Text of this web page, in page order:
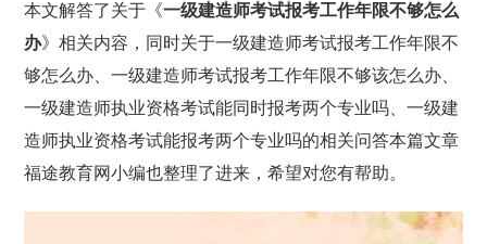
本文解答了关于《一级建造师考试报考工作年限不够怎么
办》相关内容，同时关于一级建造师考试报考工作年限不
够怎么办、一级建造师考试报考工作年限不够该怎么办、
一级建造师执业资格考试能同时报考两个专业吗、一级建
造师执业资格考试能报考两个专业吗的相关问答本篇文章
福途教育网小编也整理了进来，希望对您有帮助。